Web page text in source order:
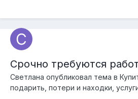
Срочно требуются
Светлана опубликовал тема в
подарить, потери и находки,